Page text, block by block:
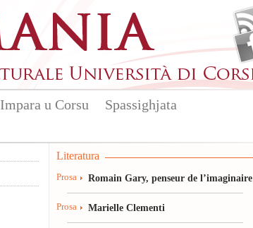
Impara u Corsu Spassighjata
Literatura
Prosa Romain Gary, penseur de l’imaginaire
Prosa Marielle Clementi